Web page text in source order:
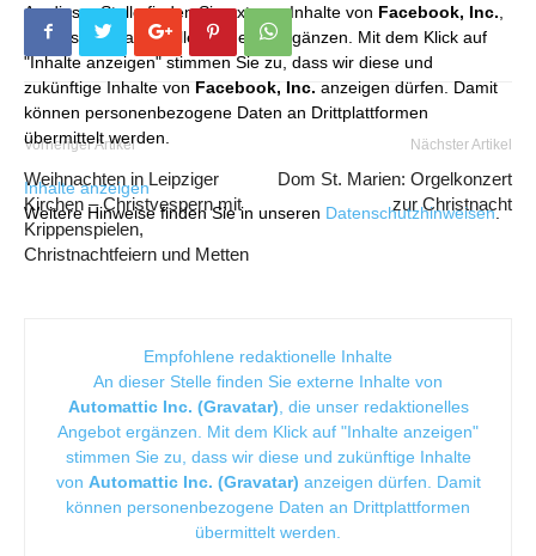
An dieser Stelle finden Sie externe Inhalte von Facebook, Inc.
die unser redaktionelles Angebot ergänzen. Mit dem Klick auf
"Inhalte anzeigen" stimmen Sie zu, dass wir diese und
zukünftige Inhalte von Facebook, Inc. anzeigen dürfen. Damit
können personenbezogene Daten an Drittplattformen
übermittelt werden.
Inhalte anzeigen
Weitere Hinweise finden Sie in unseren Datenschutzhinweisen.
Vorheriger Artikel
Weihnachten in Leipziger
Kirchen – Christvespern mit
Krippenspielen,
Christnachtfeiern und Metten
Nächster Artikel
Dom St. Marien: Orgelkonzert
zur Christnacht
Empfohlene redaktionelle Inhalte
An dieser Stelle finden Sie externe Inhalte von
Automattic Inc. (Gravatar) , die unser redaktionelles
Angebot ergänzen. Mit dem Klick auf "Inhalte anzeigen"
stimmen Sie zu, dass wir diese und zukünftige Inhalte
von Automattic Inc. (Gravatar) anzeigen dürfen. Damit
können personenbezogene Daten an Drittplattformen
übermittelt werden.